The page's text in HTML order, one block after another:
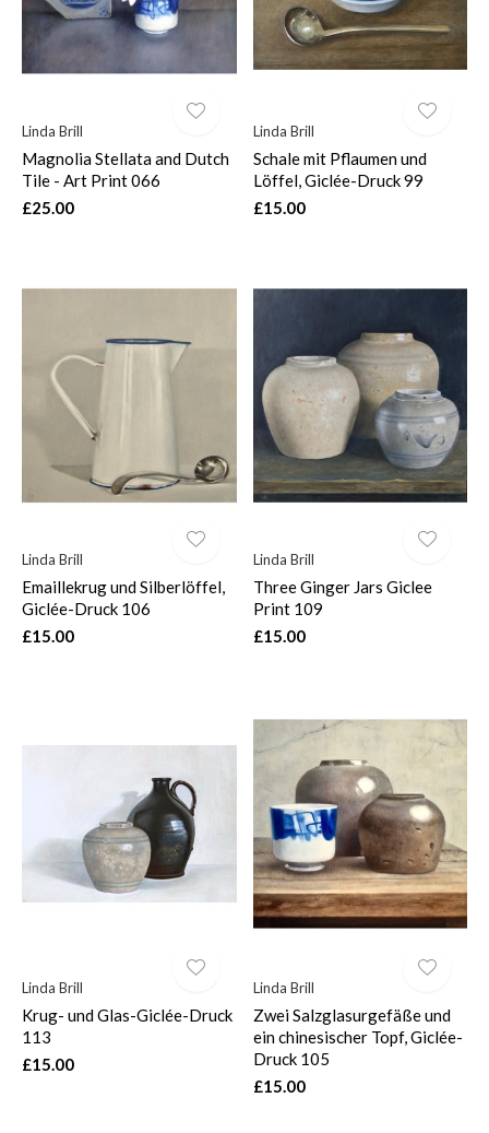
Linda Brill
Magnolia Stellata and Dutch
Tile - Art Print 066
£25.00
Linda Brill
Schale mit Pflaumen und
Löffel, Giclée-Druck 99
£15.00
Linda Brill
Emaillekrug und Silberlöffel,
Giclée-Druck 106
£15.00
Linda Brill
Three Ginger Jars Giclee
Print 109
£15.00
Linda Brill
Krug- und Glas-Giclée-Druck
113
£15.00
Linda Brill
Zwei Salzglasurgefäße und
ein chinesischer Topf, Giclée-
Druck 105
£15.00